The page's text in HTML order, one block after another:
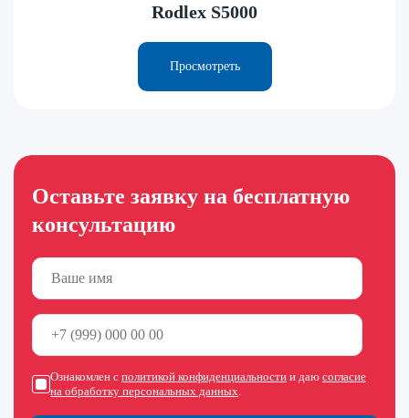
Rodlex S5000
Просмотреть
Оставьте заявку на бесплатную
консультацию
Ознакомлен с политикой конфиденциальности и даю согласие
на обработку персональных данных.